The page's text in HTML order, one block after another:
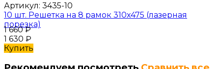
Артикул: 3435-10
10 шт. Решетка на 8 рамок 310x475 (лазерная
порезка)
1 660₽
1 630 ₽
Купить